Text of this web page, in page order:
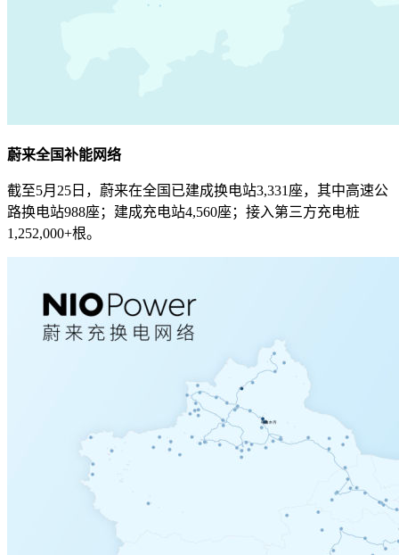
蔚来全国补能网络
截至5月25日，蔚来在全国已建成换电站3,331座，其中高速公
路换电站988座；建成充电站4,560座；接入第三方充电桩
1,252,000+根。